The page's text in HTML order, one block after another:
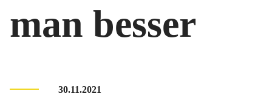
man besser
30.11.2021